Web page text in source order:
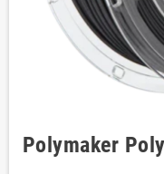
Polymaker